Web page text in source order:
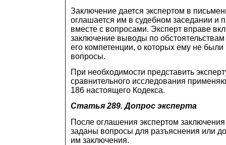
Заключение дается экспертом в
оглашается им в судебном заседании и
вместе с вопросами. Эксперт вправе
заключение выводы по
его компетенции, о которых ему не
вопросы.
При необходимости представить
сравнительного исследования
186 настоящего Кодекса.
Статья 289. Допрос эксперта
После оглашения экспертом
заданы вопросы для разъяснения или
им заключения.